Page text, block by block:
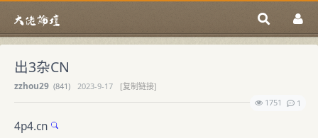
出3杂CN
zzhou29 (841) 2023-9-17
[复制链接]
1751
1
4p4.cn